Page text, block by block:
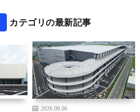
カテゴリの最新記事
2026.08.06